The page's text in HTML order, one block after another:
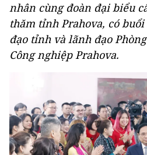
nhân cùng đoàn đại biểu
thăm tỉnh Prahova, có
đạo tỉnh và lãnh đạo
Công nghiệp Prahova.